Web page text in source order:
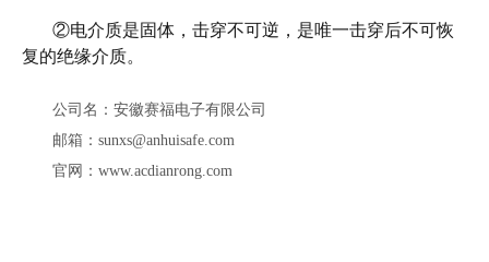
②电介质是固体，击穿不可逆，是唯一击穿后不可恢
复的绝缘介质。
公司名：安徽赛福电子有限公司
邮箱：sunxs@anhuisafe.com
官网：www.acdianrong.com